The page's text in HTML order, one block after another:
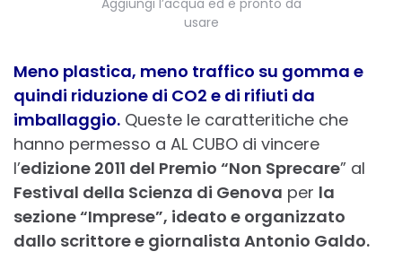
Aggiungi l’acqua ed è pronto da
usare
Meno plastica, meno traffico su gomma e
quindi riduzione di CO2 e di rifiuti da
imballaggio. Queste le caratteritiche che
hanno permesso a AL CUBO di vincere
l’edizione 2011 del Premio “Non Sprecare” al
Festival della Scienza di Genova per la
sezione “Imprese”, ideato e organizzato
dallo scrittore e giornalista Antonio Galdo.